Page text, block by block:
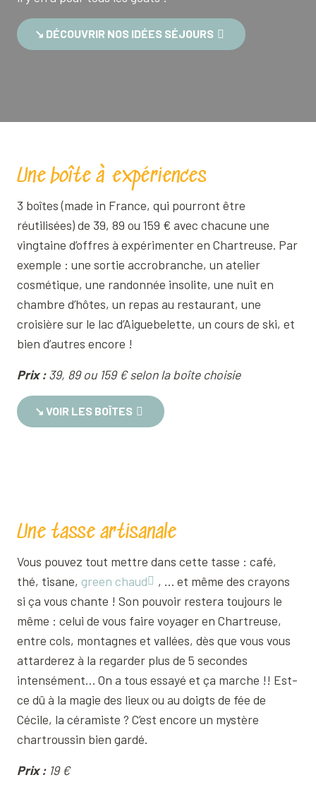
↘︎ DÉCOUVRIR NOS IDÉES SÉJOURS
Une boîte à expériences
3 boîtes (made in France, qui pourront être
réutilisées) de 39, 89 ou 159 € avec chacune une
vingtaine d’offres à expérimenter en Chartreuse. Par
exemple : une sortie accrobranche, un atelier
cosmétique, une randonnée insolite, une nuit en
chambre d’hôtes, un repas au restaurant, une
croisière sur le lac d’Aiguebelette, un cours de ski, et
bien d’autres encore !
Prix :39, 89 ou 159 € selon la boîte choisie
↘︎ VOIR LES BOÎTES
Une tasse artisanale
Vous pouvez tout mettre dans cette tasse : café,
thé, tisane, green chaud
, … et même des crayons
si ça vous chante ! Son pouvoir restera toujours le
même : celui de vous faire voyager en Chartreuse,
entre cols, montagnes et vallées, dès que vous vous
attarderez à la regarder plus de 5 secondes
intensément… On a tous essayé et ça marche !! Est-
ce dû à la magie des lieux ou au doigts de fée de
Cécile, la céramiste ? C’est encore un mystère
chartroussin bien gardé.
Prix :19 €